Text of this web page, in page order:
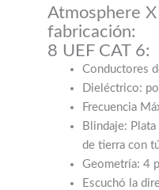
Atmosphere
fabricación:
8 UEF CAT 6:
Conductores
Dieléctrico:
Frecuencia
Blindaje:
de tierra con
Geometría: 4
Escuchó la